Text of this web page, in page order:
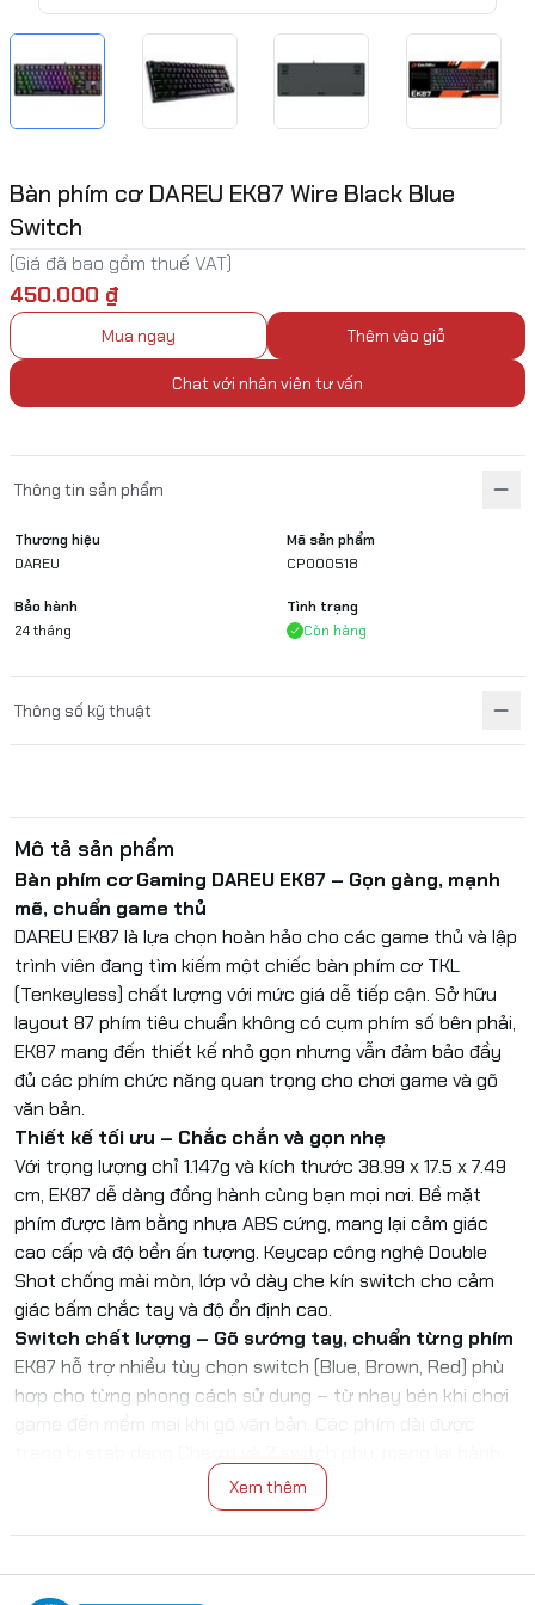
Bàn phím cơ DAREU EK87 Wire Black Blue
Switch
(Giá đã bao gồm thuế VAT)
450.000 ₫
Mua ngay Thêm vào giỏ
Chat với nhân viên tư vấn
Thông tin sản phẩm
Thương hiệu
DAREU
Mã sản phẩm
CP000518
Bảo hành
24 tháng
Tình trạng
Còn hàng
Thông số kỹ thuật
Mô tả sản phẩm
Bàn phím cơ Gaming DAREU EK87 – Gọn gàng, mạnh
mẽ, chuẩn game thủ
DAREU EK87 là lựa chọn hoàn hảo cho các game thủ và lập
trình viên đang tìm kiếm một chiếc bàn phím cơ TKL
(Tenkeyless) chất lượng với mức giá dễ tiếp cận. Sở hữu
layout 87 phím tiêu chuẩn không có cụm phím số bên phải,
EK87 mang đến thiết kế nhỏ gọn nhưng vẫn đảm bảo đầy
đủ các phím chức năng quan trọng cho chơi game và gõ
văn bản.
Thiết kế tối ưu – Chắc chắn và gọn nhẹ
Với trọng lượng chỉ 1.147g và kích thước 38.99 x 17.5 x 7.49
cm, EK87 dễ dàng đồng hành cùng bạn mọi nơi. Bề mặt
phím được làm bằng nhựa ABS cứng, mang lại cảm giác
cao cấp và độ bền ấn tượng. Keycap công nghệ Double
Shot chống mài mòn, lớp vỏ dày che kín switch cho cảm
giác bấm chắc tay và độ ổn định cao.
Switch chất lượng – Gõ sướng tay, chuẩn từng phím
EK87 hỗ trợ nhiều tùy chọn switch (Blue, Brown, Red) phù
hợp cho từng phong cách sử dụng – từ nhạy bén khi chơi
trình phím mượt mà và ổn định hơn nhiều so với các phiên
Hiệu ứng LED đơn sắc / đa sắc – Cá nhân hóa phong
Trang bị hệ thống LED đơn sắc / đa màu sắc với 3 chế độ
Xem thêm